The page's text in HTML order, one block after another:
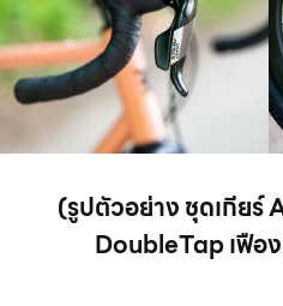
(รูปตัวอย่าง ชุดเกียร์
DoubleTap เฟือ